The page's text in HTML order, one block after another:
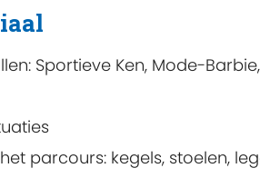
Sportieve Ken, Mode-
parcours: kegels, stoelen,